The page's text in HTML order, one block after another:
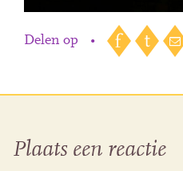
Delen op •
Plaats een reactie